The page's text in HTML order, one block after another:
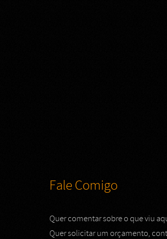
Fale Comigo
Quer comentar sobre o que viu
Quer solicitar um orçamento,